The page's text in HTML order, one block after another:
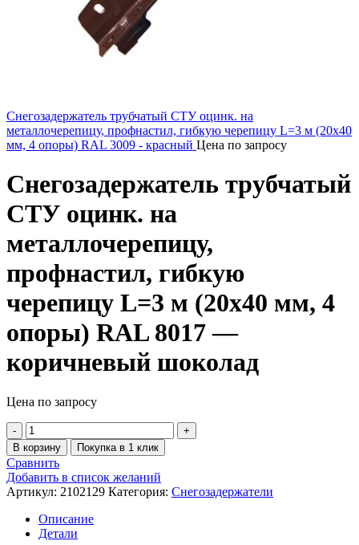
Снегозадержатель трубчатый СТУ оцинк. на
металлочерепицу, профнастил, гибкую черепицу L=3 м (20х40
мм, 4 опоры) RAL 3009 - красный Цена по запросу
Снегозадержатель трубчатый
СТУ оцинк. на
металлочерепицу,
профнастил, гибкую
черепицу L=3 м (20х40 мм, 4
опоры) RAL 8017 —
коричневый шоколад
Цена по запросу
В корзину Покупка в 1 клик
Сравнить
Добавить в список желаний
Артикул: 2102129 Категория: Снегозадержатели
Описание
Детали